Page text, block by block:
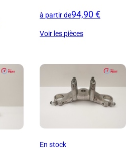
à partir de94,90 €
Voir les pièces
En stock